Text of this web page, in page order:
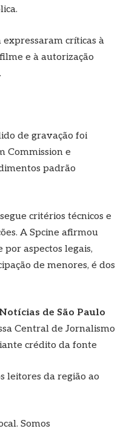
críticas à
e à autorização
de gravação foi
Commission e
padrão
critérios técnicos e
A Spcine afirmou
aspectos legais,
de menores, é dos
de São Paulo
Central de Jornalismo
crédito da fonte
leitores da região ao
Somos